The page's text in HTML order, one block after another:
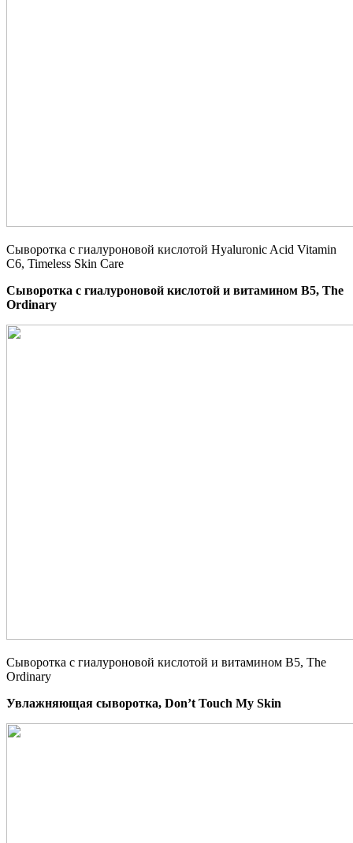
Сыворотка с гиалуроновой кислотой Hyaluronic Acid Vitamin
C6, Timeless Skin Care
Сыворотка с гиалуроновой кислотой и витамином B5, The
Ordinary
Сыворотка с гиалуроновой кислотой и витамином B5, The
Ordinary
Увлажняющая сыворотка, Don’t Touch My Skin